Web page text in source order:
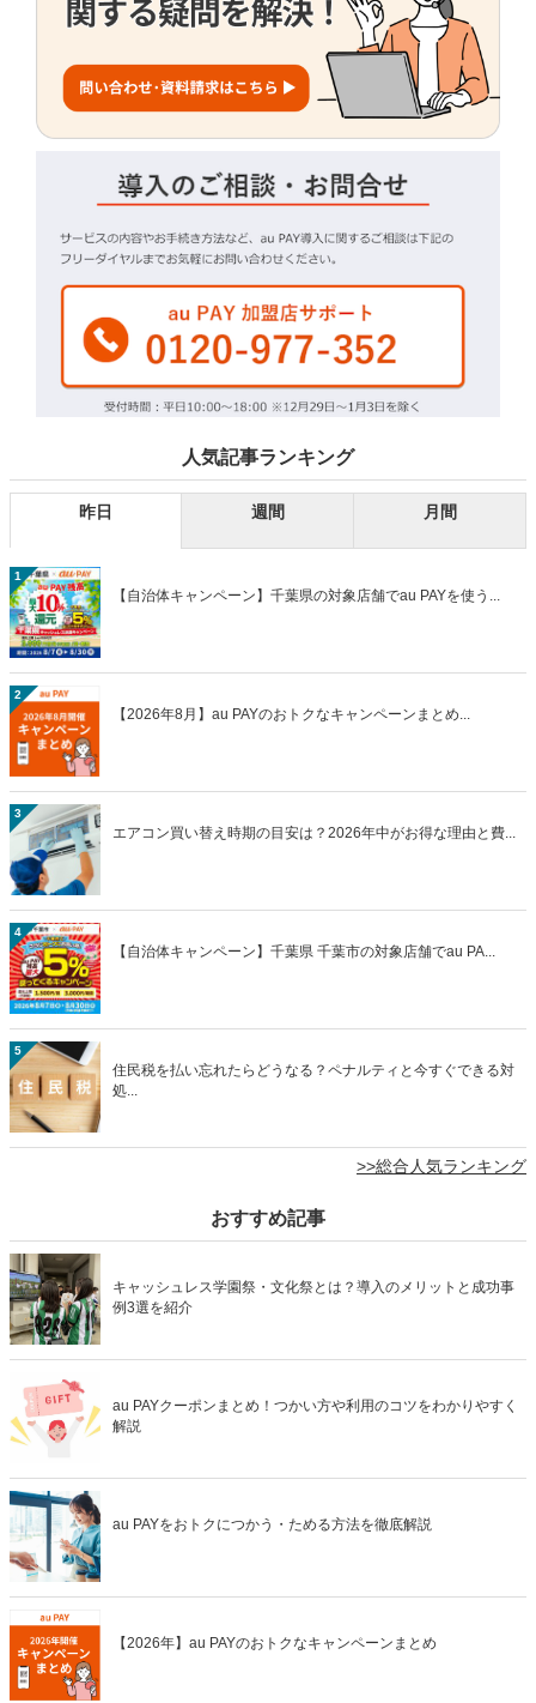
人気記事ランキング
昨日 週間 月間
1
【自治体キャンペーン】千葉県の対象店舗でau PAYを使う...
2
【2026年8月】au PAYのおトクなキャンペーンまとめ...
3
エアコン買い替え時期の目安は？2026年中がお得な理由と費...
4
【自治体キャンペーン】千葉県 千葉市の対象店舗でau PA...
5
住民税を払い忘れたらどうなる？ペナルティと今すぐできる対
処...
>>総合人気ランキング
おすすめ記事
キャッシュレス学園祭・文化祭とは？導入のメリットと成功事
例3選を紹介
au PAYクーポンまとめ！つかい方や利用のコツをわかりやすく
解説
au PAYをおトクにつかう・ためる方法を徹底解説
【2026年】au PAYのおトクなキャンペーンまとめ